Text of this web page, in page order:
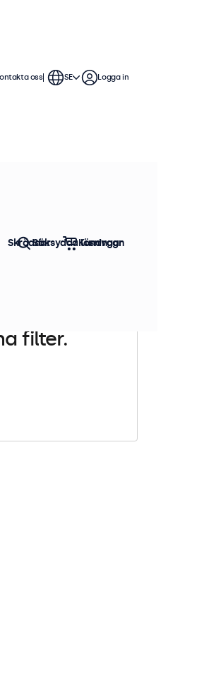
gör de
efter Toppsäljare
filter.
oss SE Logga in
Skräddarsydda lösningar
Sök Kundvagn